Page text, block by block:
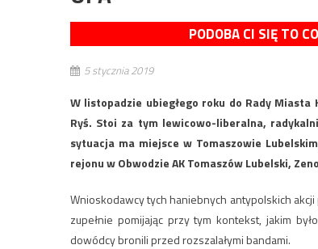
PODOBA CI SIĘ TO
5 stycznia 2019
W listopadzie ubiegłego roku do Rady
Ryś. Stoi za tym lewicowo-liberalna,
sytuacja ma miejsce w Tomaszowie
rejonu w Obwodzie AK Tomaszów Lubelski,
Wnioskodawcy tych haniebnych antypolskich
zupełnie pomijając przy tym kontekst, jakim
dowódcy bronili przed rozszalałymi bandami.